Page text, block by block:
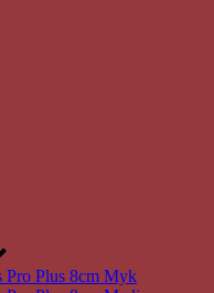
Pro Plus 8cm Myk